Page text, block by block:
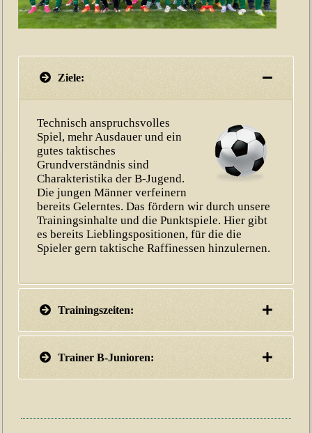
Ziele:
Technisch anspruchsvolles
Spiel, mehr Ausdauer und ein
gutes taktisches
Grundverständnis sind
Charakteristika der B-Jugend.
Die jungen Männer verfeinern
bereits Gelerntes. Das fördern wir durch unsere
Trainingsinhalte und die Punktspiele. Hier gibt
es bereits Lieblingspositionen, für die die
Spieler gern taktische Raffinessen hinzulernen.
Trainingszeiten:
Trainer B-Junioren: